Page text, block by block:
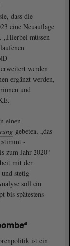
dass die
eine Neuauflage
„Hierbei müssen
werden
ergänzt werden,
und
einen
gebeten, „das
-
zum Jahr 2020“
mit der
stetig
soll ein
bis spätestens
ist ein